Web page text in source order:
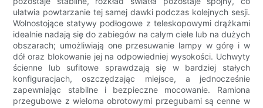
ułatwia powtarzanie tej samej dawki podczas kolejnych sesji.
Wolnostojące statywy podłogowe z teleskopowymi drążkami
idealnie nadają się do zabiegów na całym ciele lub na dużych
obszarach; umożliwiają one przesuwanie lampy w górę i w
dół oraz blokowanie jej na odpowiedniej wysokości. Uchwyty
ścienne lub sufitowe sprawdzają się w bardziej stałych
konfiguracjach, oszczędzając miejsce, a jednocześnie
zapewniając stabilne i bezpieczne mocowanie. Ramiona
przegubowe z wieloma obrotowymi przegubami są cenne w